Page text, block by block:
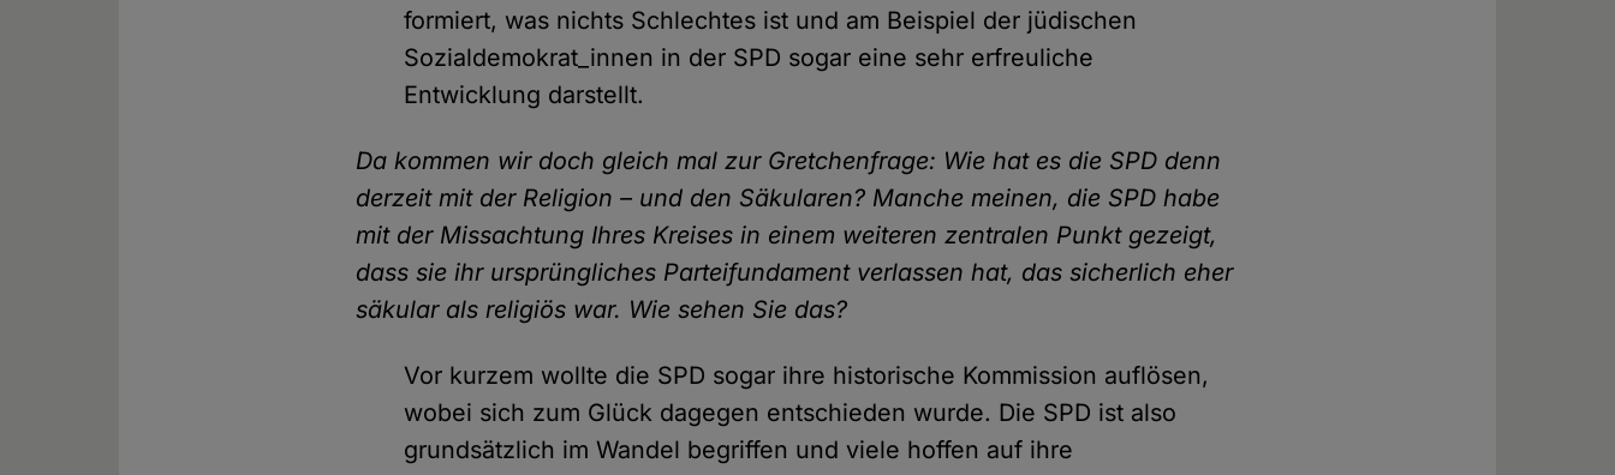
formiert, was nichts Schlechtes ist und am Beispiel der jüdischen
Sozialdemokrat_innen in der SPD sogar eine sehr erfreuliche
Entwicklung darstellt.
Da kommen wir doch gleich mal zur Gretchenfrage: Wie hat es die SPD denn
derzeit mit der Religion – und den Säkularen? Manche meinen, die SPD habe
mit der Missachtung Ihres Kreises in einem weiteren zentralen Punkt gezeigt,
dass sie ihr ursprüngliches Parteifundament verlassen hat, das sicherlich eher
säkular als religiös war. Wie sehen Sie das?
Vor kurzem wollte die SPD sogar ihre historische Kommission auflösen,
wobei sich zum Glück dagegen entschieden wurde. Die SPD ist also
grundsätzlich im Wandel begriffen und viele hoffen auf ihre